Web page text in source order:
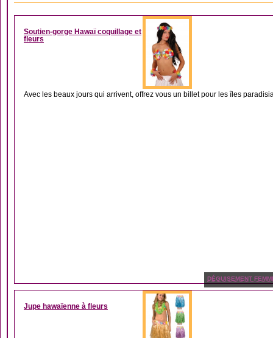
DÉGUISEMENT
Soutien-gorge Hawaï coquillage et
fleurs
Avec les beaux jours qui arrivent, offrez vous un billet pour les îles
DÉGUISEMENT
Jupe hawaïenne à fleurs